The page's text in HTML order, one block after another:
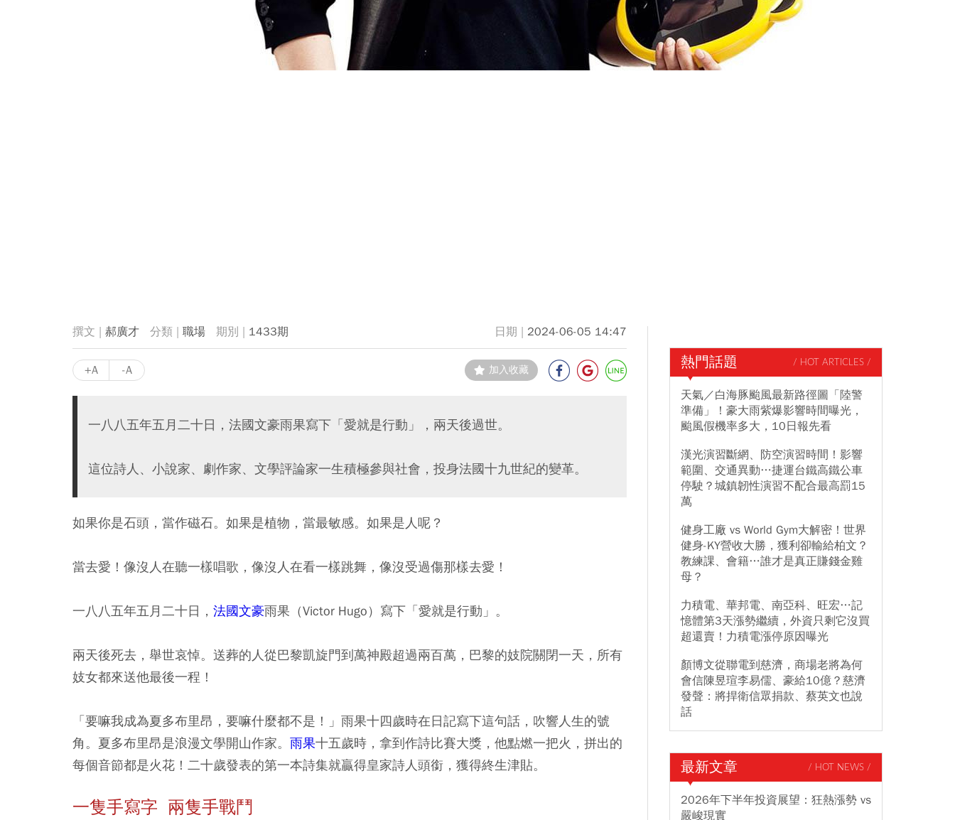
郝廣才 職場 1433期 2024-06-05 14:47
+A -A 加入收藏
一八八五年五月二十日，法國文豪雨果寫下「愛就是行動」，兩天後過世。
這位詩人、小說家、劇作家、文學評論家一生積極參與社會，投身法國十九世紀的變革。
如果你是石頭，當作磁石。如果是植物，當最敏感。如果是人呢？
當去愛！像沒人在聽一樣唱歌，像沒人在看一樣跳舞，像沒受過傷那樣去愛！
一八八五年五月二十日， 法國文豪雨果（Victor Hugo）寫下「愛就是行動」。
兩天後死去，舉世哀悼。送葬的人從巴黎凱旋門到萬神殿超過兩百萬，巴黎的妓院關閉一天，所有
妓女都來送他最後一程！
「要嘛我成為夏多布里昂，要嘛什麼都不是！」雨果十四歲時在日記寫下這句話，吹響人生的號
角。夏多布里昂是浪漫文學開山作家。 雨果十五歲時，拿到作詩比賽大獎，他點燃一把火，拼出的
每個音節都是火花！二十歲發表的第一本詩集就贏得皇家詩人頭銜，獲得終生津貼。
一隻手寫字 兩隻手戰鬥
熱門話題 / HOT ARTICLES /
天氣／白海豚颱風最新路徑圖「陸警
準備」！豪大雨紫爆影響時間曝光，
颱風假機率多大，10日報先看
漢光演習斷網、防空演習時間！影響
範圍、交通異動…捷運台鐵高鐵公車
停駛？城鎮韌性演習不配合最高罰15
萬
健身工廠 vs World Gym大解密！世界
健身-KY營收大勝，獲利卻輸給柏文？
教練課、會籍…誰才是真正賺錢金雞
母？
力積電、華邦電、南亞科、旺宏…記
憶體第3天漲勢繼續，外資只剩它沒買
超還賣！力積電漲停原因曝光
顏博文從聯電到慈濟，商場老將為何
會信陳昱瑄李易儒、豪給10億？慈濟
發聲：將捍衛信眾捐款、蔡英文也說
話
最新文章 / HOT NEWS /
2026年下半年投資展望：狂熱漲勢 vs
嚴峻現實